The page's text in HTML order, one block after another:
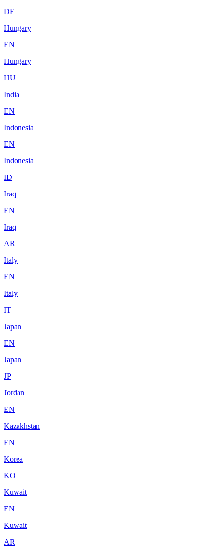
DE
Hungary
EN
Hungary
HU
India
EN
Indonesia
EN
Indonesia
ID
Iraq
EN
Iraq
AR
Italy
EN
Italy
IT
Japan
EN
Japan
JP
Jordan
EN
Kazakhstan
EN
Korea
KO
Kuwait
EN
Kuwait
AR